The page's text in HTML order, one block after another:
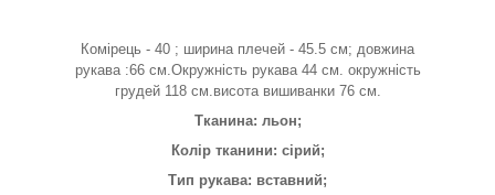
Комірець - 40 ; ширина плечей - 45.5 см; довжина
рукава :66 см.Окружність рукава 44 см. окружність
грудей 118 см.висота вишиванки 76 см.
Тканина: льон;
Колір тканини: сірий;
Тип рукава: вставний;